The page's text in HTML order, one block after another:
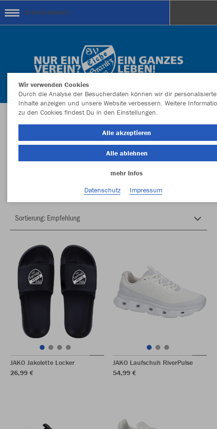
SV EICHE BRANITZ
Herzlich Willkommen im Teamshop SV EICHE
BRANITZ
JAKO Jakolette Locker
26,99 €
JAKO Laufschuh RiverPulse
54,99 €
Wir verwenden Cookies
Durch die Analyse der Besucherdaten können wir dir personalisierte
Inhalte anzeigen und unsere Website verbessern. Weitere
zu den Cookies findest Du in den Einstellungen.
Alle akzeptieren
Alle ablehnen
mehr Infos
Datenschutz
Impressum